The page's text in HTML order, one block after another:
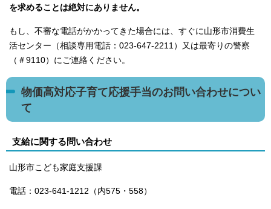
を求めることは絶対にありません。
もし、不審な電話がかかってきた場合には、すぐに山形市消費生
活センター（相談専用電話：023-647-2211）又は最寄りの警察
（＃9110）にご連絡ください。
物価高対応子育て応援手当のお問い合わせについ
て
支給に関する問い合わせ
山形市こども家庭支援課
電話：023-641-1212（内575・558）